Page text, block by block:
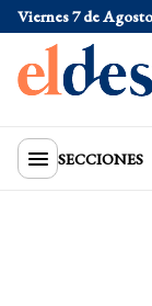
Viernes 7 de
Dólar Tarjeta $1976
SECCIONES